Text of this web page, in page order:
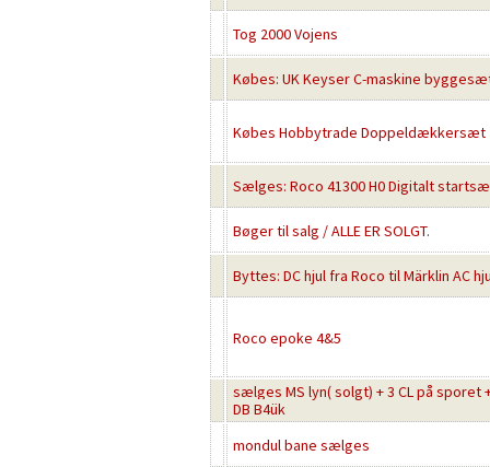
Tog 2000 Vojens
Købes: UK Keyser C-maskine
Købes Hobbytrade Doppeldækkersæt
Sælges: Roco 41300 H0 Digitalt
Bøger til salg / ALLE ER SOLGT.
Byttes: DC hjul fra Roco til Märklin AC
Roco epoke 4&5
sælges MS lyn( solgt) + 3 CL på sporet
DB B4ük
mondul bane sælges